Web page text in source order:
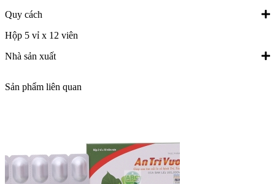
Quy cách
Hộp 5 vỉ x 12 viên
Nhà sản xuất
Sản phẩm liên quan